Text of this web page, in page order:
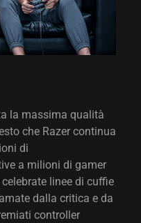
la massima qualità
che Razer continua
di
a milioni di gamer
linee di cuffie
dalla critica e da
controller